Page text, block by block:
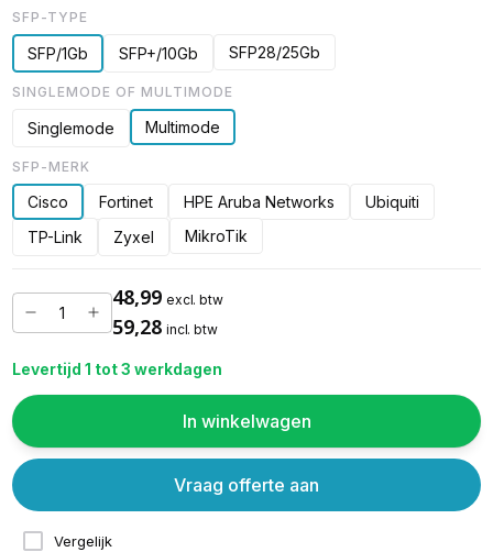
SFP-TYPE
SFP/1Gb SFP+/10Gb SFP28/25Gb
SINGLEMODE OF MULTIMODE
Singlemode Multimode
SFP-MERK
Cisco Fortinet HPE Aruba Networks
Ubiquiti
TP-Link
Zyxel MikroTik
48,99 excl. btw
59,28 incl. btw
Levertijd 1 tot 3 werkdagen
In winkelwagen
Vergelijk
Vraag offerte aan